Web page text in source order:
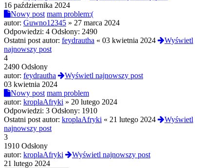
16 października 2024
Nowy post mam problem:(
autor: Guwno12345 » 27 marca 2024
Odpowiedzi: 4 Odsłony: 2490
Ostatni post autor: feydrautha « 03 kwietnia 2024
Wyświetl
najnowszy post
4
2490 Odsłony
autor: feydrautha
Wyświetl najnowszy post
03 kwietnia 2024
Nowy post mam problem
autor: kroplaAfryki » 20 lutego 2024
Odpowiedzi: 3 Odsłony: 1910
Ostatni post autor: kroplaAfryki « 21 lutego 2024
Wyświetl
najnowszy post
3
1910 Odsłony
autor: kroplaAfryki
Wyświetl najnowszy post
21 lutego 2024